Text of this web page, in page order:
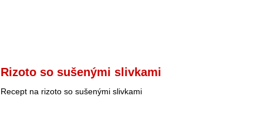
Rizoto so sušenými slivkami
Recept na rizoto so sušenými slivkami